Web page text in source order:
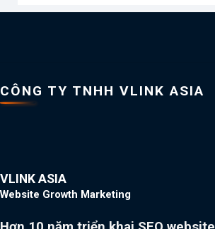
CÔNG TY TNHH VLINK ASIA
VLINK ASIA
Website Growth Marketing